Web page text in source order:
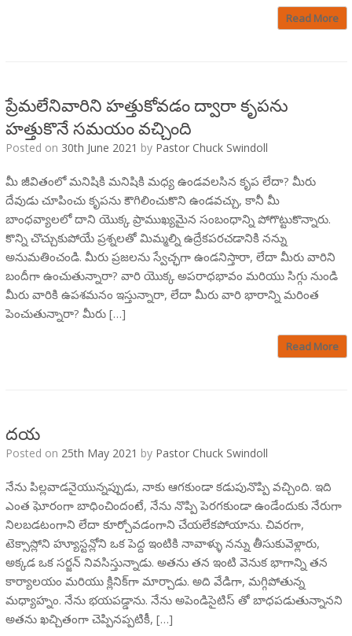
Read More
ప్రేమలేనివారిని హత్తుకోవడం ద్వారా కృపను
హత్తుకొనే సమయం వచ్చింది
Posted on 30th June 2021 by Pastor Chuck Swindoll
మీ జీవితంలో మనిషికి మనిషికి మధ్య ఉండవలసిన కృప లేదా? మీరు
దేవుడు చూపించు కృపను కౌగిలించుకొని ఉండవచ్చు, కానీ మీ
బాంధవ్యాలలో దాని యొక్క ప్రాముఖ్యమైన సంబంధాన్ని పోగొట్టుకొన్నారు.
కొన్ని చొచ్చుకుపోయే ప్రశ్నలతో మిమ్మల్ని ఉద్రేకపరచడానికి నన్ను
అనుమతించండి. మీరు ప్రజలను స్వేచ్ఛగా ఉండనిస్తారా, లేదా మీరు వారిని
బందీగా ఉంచుతున్నారా? వారి యొక్క అపరాధభావం మరియు సిగ్గు నుండి
మీరు వారికి ఉపశమనం ఇస్తున్నారా, లేదా మీరు వారి భారాన్ని మరింత
పెంచుతున్నారా? మీరు […]
Read More
దయ
Posted on 25th May 2021 by Pastor Chuck Swindoll
నేను పిల్లవాడనైయున్నప్పుడు, నాకు ఆగకుండా కడుపునొప్పి వచ్చింది. ఇది
ఎంత ఘోరంగా బాధించిందంటే, నేను నొప్పి పెరగకుండా ఉండేందుకు నేరుగా
నిలబడటంగాని లేదా కూర్చోవడంగాని చేయలేకపోయాను. చివరగా,
టెక్సాస్లోని హ్యూస్టన్లోని ఒక పెద్ద ఇంటికి నావాళ్ళు నన్ను తీసుకువెళ్లారు,
అక్కడ ఒక సర్జన్ నివసిస్తున్నాడు. అతను తన ఇంటి వెనుక భాగాన్ని తన
కార్యాలయం మరియు క్లినిక్‌గా మార్చాడు. అది వేడిగా, మగ్గిపోతున్న
మధ్యాహ్నం. నేను భయపడ్డాను. నేను అపెండిసైటిస్ తో బాధపడుతున్నానని
అతను ఖచ్చితంగా చెప్పినప్పటికీ, […]